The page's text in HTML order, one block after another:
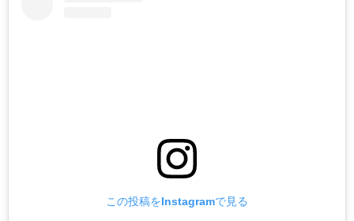
この投稿をInstagramで見る